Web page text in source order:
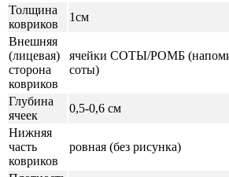
Толщина
ковриков
1см
Внешняя
(лицевая)
сторона
ковриков
ячейки СОТЫ/РОМБ
соты)
Глубина
ячеек
0,5-0,6 см
Нижняя
часть
ковриков
ровная (без рисунка)